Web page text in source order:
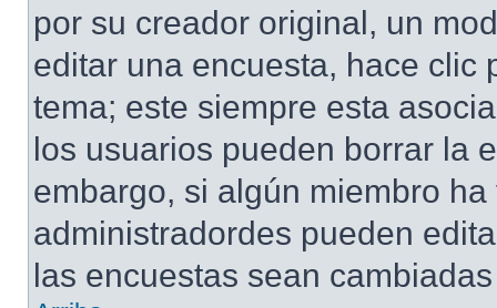
por su creador original, un
editar una encuesta, hace clic
tema; este siempre esta
los usuarios pueden borrar la
embargo, si algún miembro
administradordes pueden
las encuestas sean